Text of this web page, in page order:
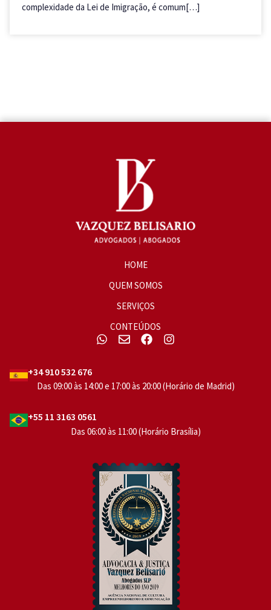
complexidade da Lei de Imigração, é comum[…]
HOME
QUEM SOMOS
SERVIÇOS
CONTEÚDOS
+34 910 532 676
Das 09:00 às 14:00 e 17:00 às 20:00 (Horário de Madrid)
+55 11 3163 0561
Das 06:00 às 11:00 (Horário Brasília)
Receba atualizações frequentes sobre as leis